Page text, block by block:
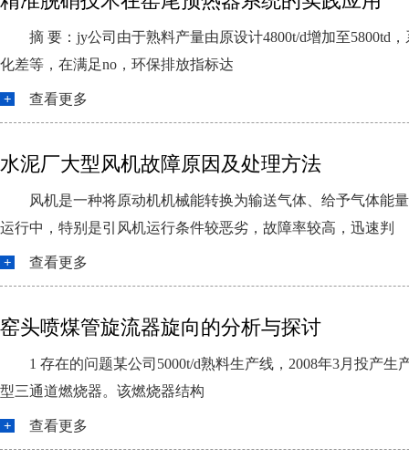
摘 要：jy公司由于熟料产量由原设计4800t/d增加至5800td
化差等，在满足no，环保排放指标达
查看更多
水泥厂大型风机故障原因及处理方法
风机是一种将原动机机械能转换为输送气体、给予气体能
运行中，特别是引风机运行条件较恶劣，故障率较高，迅速判
查看更多
窑头喷煤管旋流器旋向的分析与探讨
1 存在的问题某公司5000t/d熟料生产线，2008年3月投产
型三通道燃烧器。该燃烧器结构
查看更多